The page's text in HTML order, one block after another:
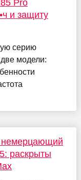
Pro
и защиту
серию
модели:
немерцающий
раскрыты